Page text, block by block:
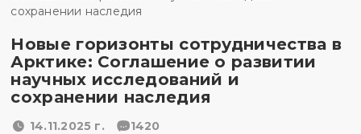
Новые горизонты сотрудничества в
Арктике: Соглашение о развитии
научных исследований и
сохранении наследия
14.11.2025 г. 1420